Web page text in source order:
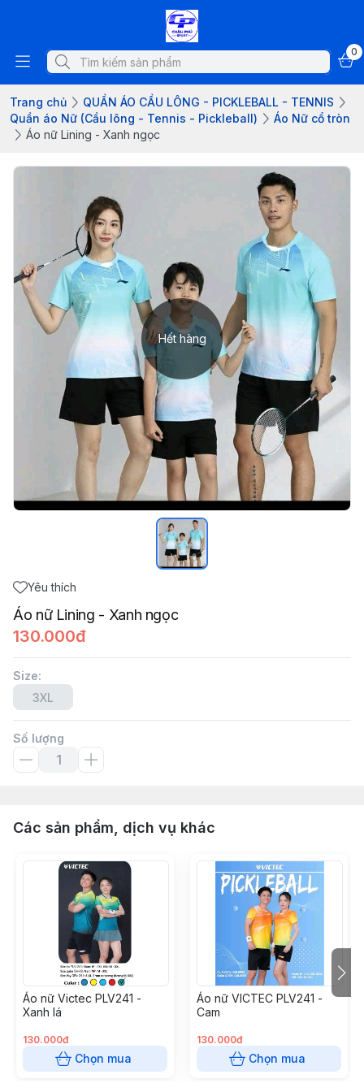
0
Trang chủ
QUẦN ÁO CẦU LÔNG - PICKLEBALL - TENNIS
Quần áo Nữ (Cầu lông - Tennis - Pickleball)
Áo Nữ cổ tròn
Áo nữ Lining - Xanh ngọc
Hết hàng
Yêu thích
Áo nữ Lining - Xanh ngọc
130.000đ
Size:
3XL
Số lượng
Các sản phẩm, dịch vụ khác
Áo nữ Victec PLV241 -
Xanh lá
130.000đ
Chọn mua
Áo nữ VICTEC PLV241 -
Cam
130.000đ
Chọn mua